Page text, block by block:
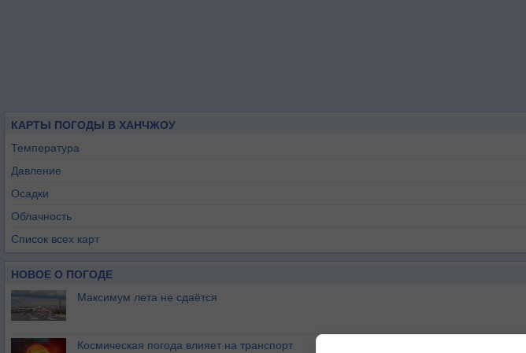
КАРТЫ ПОГОДЫ В ХАНЧЖОУ
Температура
Давление
Осадки
Облачность
Список всех карт
НОВОЕ О ПОГОДЕ
Максимум лета не сдаётся
Космическая погода влияет на транспорт